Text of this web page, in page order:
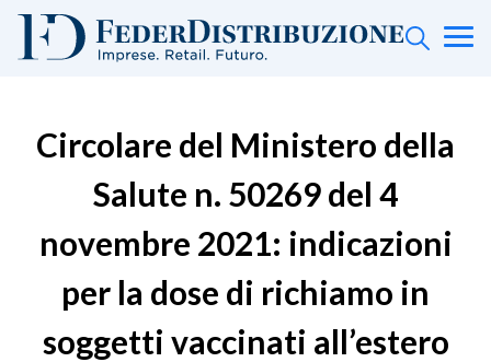
Circolare del Ministero della
Salute n. 50269 del 4
novembre 2021: indicazioni
per la dose di richiamo in
soggetti vaccinati all’estero